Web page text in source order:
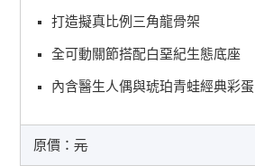
打造擬真比例三角龍骨架
全可動關節搭配白堊紀生態底座
內含醫生人偶與琥珀青蛙經典彩蛋
原價：元